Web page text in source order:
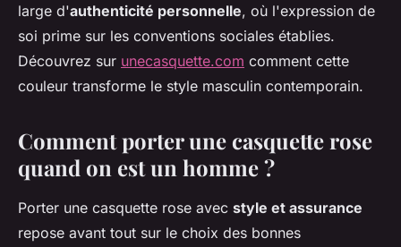
large d'authenticité personnelle, où l'expression de
soi prime sur les conventions sociales établies.
Découvrez sur unecasquette.com comment cette
couleur transforme le style masculin contemporain.
Comment porter une casquette rose
quand on est un homme ?
Porter une casquette rose avec style et assurance
repose avant tout sur le choix des bonnes